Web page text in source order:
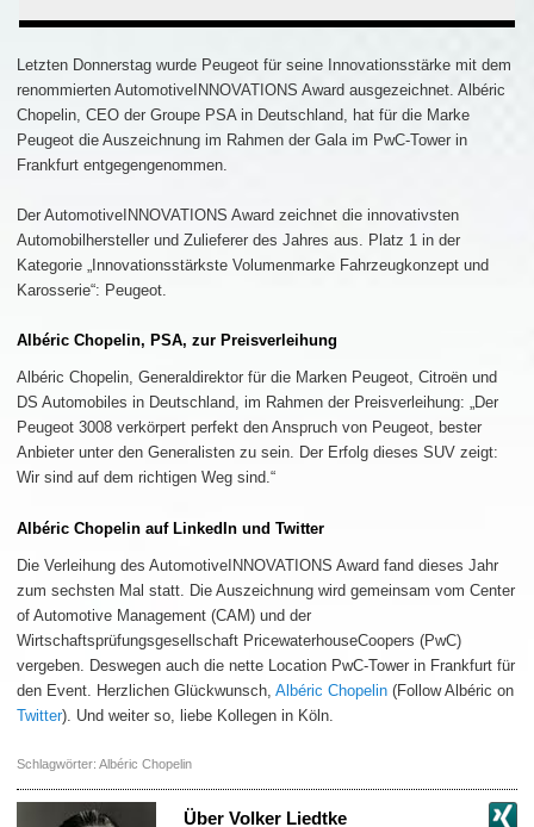
Letzten Donnerstag wurde Peugeot für seine Innovationsstärke mit dem
renommierten AutomotiveINNOVATIONS Award ausgezeichnet. Albéric
Chopelin, CEO der Groupe PSA in Deutschland, hat für die Marke
Peugeot die Auszeichnung im Rahmen der Gala im PwC-Tower in
Frankfurt entgegengenommen.
Der AutomotiveINNOVATIONS Award zeichnet die innovativsten
Automobilhersteller und Zulieferer des Jahres aus. Platz 1 in der
Kategorie „Innovationsstärkste Volumenmarke Fahrzeugkonzept und
Karosserie“: Peugeot.
Albéric Chopelin, PSA, zur Preisverleihung
Albéric Chopelin, Generaldirektor für die Marken Peugeot, Citroën und
DS Automobiles in Deutschland, im Rahmen der Preisverleihung: „Der
Peugeot 3008 verkörpert perfekt den Anspruch von Peugeot, bester
Anbieter unter den Generalisten zu sein. Der Erfolg dieses SUV zeigt:
Wir sind auf dem richtigen Weg sind.“
Albéric Chopelin auf LinkedIn und Twitter
Die Verleihung des AutomotiveINNOVATIONS Award fand dieses Jahr
zum sechsten Mal statt. Die Auszeichnung wird gemeinsam vom Center
of Automotive Management (CAM) und der
Wirtschaftsprüfungsgesellschaft PricewaterhouseCoopers (PwC)
vergeben. Deswegen auch die nette Location PwC-Tower in Frankfurt für
den Event. Herzlichen Glückwunsch, Albéric Chopelin (Follow Albéric on
Twitter). Und weiter so, liebe Kollegen in Köln.
Schlagwörter: Albéric Chopelin
Über Volker Liedtke